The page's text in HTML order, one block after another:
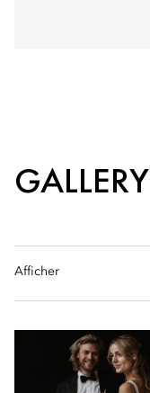
GALLERY
Afficher